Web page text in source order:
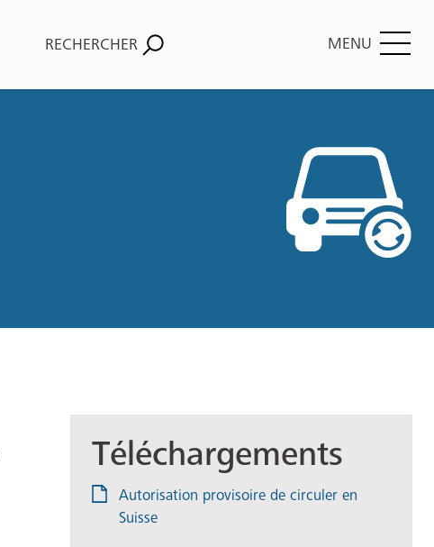
RECHERCHER MENU
Téléchargements
Autorisation provisoire de circuler en
Suisse